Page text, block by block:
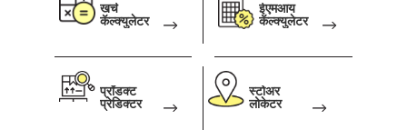
खर्च
कॅल्क्युलेटर
ईएमआय
कॅल्क्युलेटर
प्रॉडक्ट
प्रेडिक्टर
स्टोअर
लोकेटर